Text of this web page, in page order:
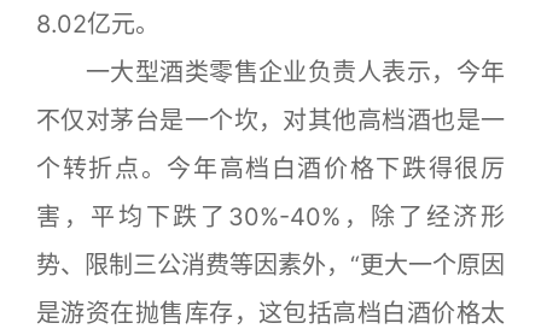
8.02亿元。
一大型酒类零售企业负责人表示，今年
不仅对茅台是一个坎，对其他高档酒也是一
个转折点。今年高档白酒价格下跌得很厉
害，平均下跌了30%-40%，除了经济形
势、限制三公消费等因素外，“更大一个原因
是游资在抛售库存，这包括高档白酒价格太